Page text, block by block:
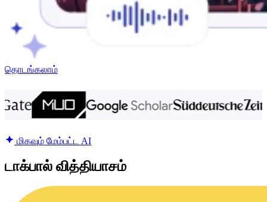
தொடங்கலாம்
மிகவும் மேம்பட்ட AI
டாக்பால் வித்தியாசம்